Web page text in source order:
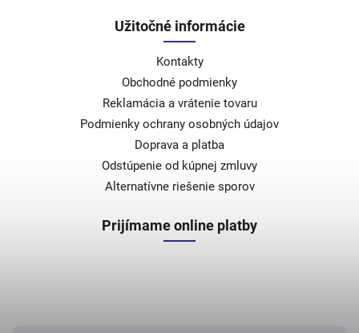
Užitočné informácie
Kontakty
Obchodné podmienky
Reklamácia a vrátenie tovaru
Podmienky ochrany osobných údajov
Doprava a platba
Odstúpenie od kúpnej zmluvy
Alternatívne riešenie sporov
Prijímame online platby